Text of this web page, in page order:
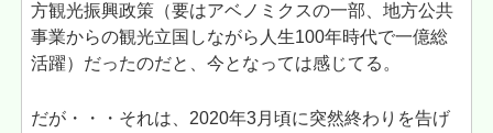
方観光振興政策（要はアベノミクスの一部、地方公共
事業からの観光立国しながら人生100年時代で一億総
活躍）だったのだと、今となっては感じてる。
だが・・・それは、2020年3月頃に突然終わりを告げ